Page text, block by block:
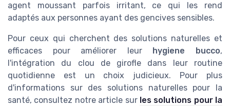
agent moussant parfois irritant, ce qui les rend
adaptés aux personnes ayant des gencives sensibles.
Pour ceux qui cherchent des solutions naturelles et
efficaces pour améliorer leur
hygiene bucco,
l'intégration du clou de girofle dans leur routine
quotidienne est un choix judicieux. Pour plus
d'informations sur des solutions naturelles pour la
santé, consultez notre article sur les solutions pour la